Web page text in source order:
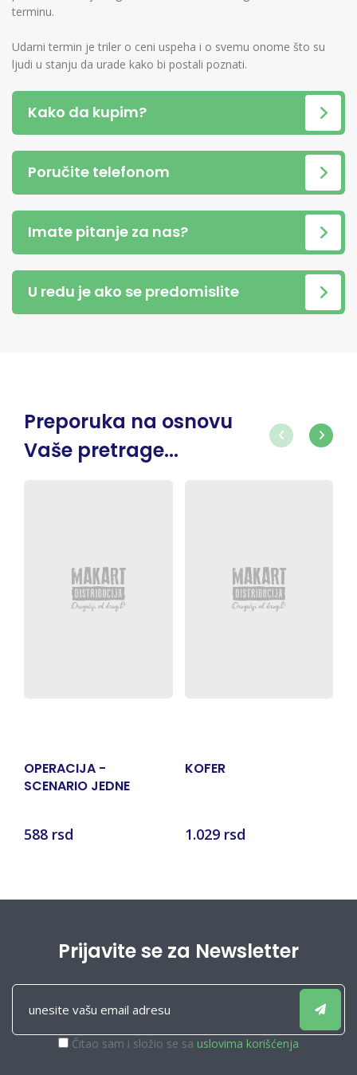
terminu.
Udarni termin je triler o ceni uspeha i o svemu onome što su
ljudi u stanju da urade kako bi postali poznati.
Kako da kupim?
Poručite telefonom
Imate pitanje za nas?
U redu je ako se predomislite
Preporuka na osnovu
Vaše pretrage...
OPERACIJA -
SCENARIO JEDNE
588 rsd
KOFER
1.029 rsd
Prijavite se za Newsletter
Čitao sam i složio se sa uslovima korišćenja